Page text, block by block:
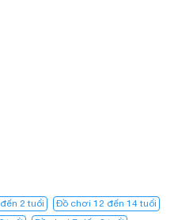
2 tuổi
Đồ chơi 12 đến 14 tuổi